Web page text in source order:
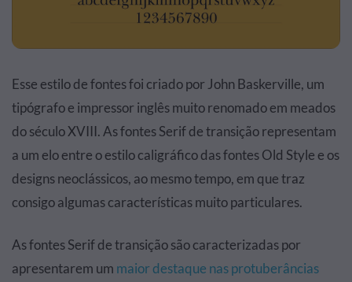
Esse estilo de fontes foi criado por John Baskerville, um
tipógrafo e impressor inglês muito renomado em meados
do século XVIII. As fontes Serif de transição representam
a um elo entre o estilo caligráfico das fontes Old Style e os
designs neoclássicos, ao mesmo tempo, em que traz
consigo algumas características muito particulares.
As fontes Serif de transição são caracterizadas por
apresentarem um maior destaque nas protuberâncias